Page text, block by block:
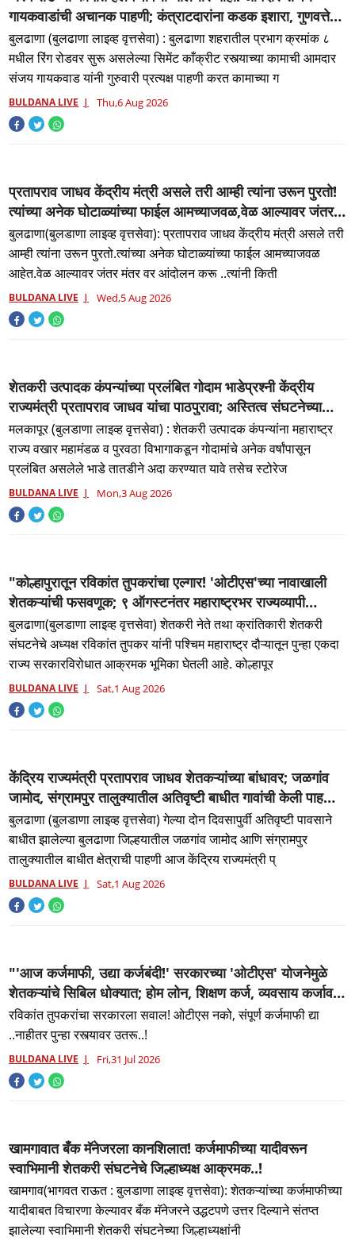
गायकवाडांची अचानक पाहणी; कंत्राटदारांना कडक इशारा, गुणवत्तेशी
तडजोड केली तर होणार कारवाई"
बुलढाणा (बुलढाणा लाइव्ह वृत्तसेवा) : बुलढाणा शहरातील प्रभाग क्रमांक ८
मधील रिंग रोडवर सुरू असलेल्या सिमेंट काँक्रीट रस्त्याच्या कामाची आमदार
संजय गायकवाड यांनी गुरुवारी प्रत्यक्ष पाहणी करत कामाच्या ग
BULDANA LIVE Thu,6 Aug 2026
प्रतापराव जाधव केंद्रीय मंत्री असले तरी आम्ही त्यांना उरून पुरतो!
त्यांच्या अनेक घोटाळ्यांच्या फाईल आमच्याजवळ,वेळ आल्यावर जंतर
मंतर वर आंदोलन करू...रविकांत तुपकरांचा हल्लाबोल!
बुलढाणा(बुलडाणा लाइव्ह वृत्तसेवा): प्रतापराव जाधव केंद्रीय मंत्री असले तरी
आम्ही त्यांना उरून पुरतो.त्यांच्या अनेक घोटाळ्यांच्या फाईल आमच्याजवळ
आहेत.वेळ आल्यावर जंतर मंतर वर आंदोलन करू ..त्यांनी किती
BULDANA LIVE Wed,5 Aug 2026
शेतकरी उत्पादक कंपन्यांच्या प्रलंबित गोदाम भाडेप्रश्नी केंद्रीय
राज्यमंत्री प्रतापराव जाधव यांचा पाठपुरावा; अस्तित्व संघटनेच्या
मागणीची दखल; भाडे अदा व स्टोरेज दरवाढीची मागणी...
मलकापूर (बुलडाणा लाइव्ह वृत्तसेवा) : शेतकरी उत्पादक कंपन्यांना महाराष्ट्र
राज्य वखार महामंडळ व पुरवठा विभागाकडून गोदामांचे अनेक वर्षांपासून
प्रलंबित असलेले भाडे तातडीने अदा करण्यात यावे तसेच स्टोरेज
BULDANA LIVE Mon,3 Aug 2026
"कोल्हापुरातून रविकांत तुपकरांचा एल्गार! 'ओटीएस'च्या नावाखाली
शेतकऱ्यांची फसवणूक; ९ ऑगस्टनंतर महाराष्ट्रभर राज्यव्यापी
आंदोलनाचा इशारा, पश्चिम महाराष्ट्र दौऱ्यात सरकारवर तोफ...."
बुलढाणा(बुलडाणा लाइव्ह वृत्तसेवा) शेतकरी नेते तथा क्रांतिकारी शेतकरी
संघटनेचे अध्यक्ष रविकांत तुपकर यांनी पश्चिम महाराष्ट्र दौऱ्यातून पुन्हा एकदा
राज्य सरकारविरोधात आक्रमक भूमिका घेतली आहे. कोल्हापूर
BULDANA LIVE Sat,1 Aug 2026
केंद्रिय राज्यमंत्री प्रतापराव जाधव शेतकऱ्यांच्या बांधावर; जळगांव
जामोद, संग्रामपुर तालुक्यातील अतिवृष्टी बाधीत गावांची केली पाहणी;
नुकसानीचे तात्काळ पंचनामे करण्याचे दिले प्रशासनाला निर्देश...
बुलढाणा (बुलडाणा लाइव्ह वृत्तसेवा) गेल्या दोन दिवसापुर्वी अतिवृष्टी पावसाने
बाधीत झालेल्या बुलढाणा जिल्हयातील जळगांव जामोद आणि संग्रामपुर
तालुक्यातील बाधीत क्षेत्राची पाहणी आज केंद्रिय राज्यमंत्री प्
BULDANA LIVE Sat,1 Aug 2026
"'आज कर्जमाफी, उद्या कर्जबंदी!' सरकारच्या 'ओटीएस' योजनेमुळे
शेतकऱ्यांचे सिबिल धोक्यात; होम लोन, शिक्षण कर्ज, व्यवसाय कर्जावर
संकट?" शेतकऱ्यांचे सिबिल खराब झाले तर जबाबदारी कोण घेणार?
रविकांत तुपकरांचा सरकारला सवाल! ओटीएस नको, संपूर्ण कर्जमाफी द्या
..नाहीतर पुन्हा रस्त्यावर उतरू..!
BULDANA LIVE Fri,31 Jul 2026
खामगावात बँक मॅनेजरला कानशिलात! कर्जमाफीच्या यादीवरून
स्वाभिमानी शेतकरी संघटनेचे जिल्हाध्यक्ष आक्रमक..!
खामगाव(भागवत राऊत : बुलडाणा लाइव्ह वृत्तसेवा): शेतकऱ्यांच्या कर्जमाफीच्या
यादीबाबत विचारणा केल्यावर बँक मॅनेजरने उद्धटपणे उत्तर दिल्याने संतप्त
झालेल्या स्वाभिमानी शेतकरी संघटनेच्या जिल्हाध्यक्षांनी